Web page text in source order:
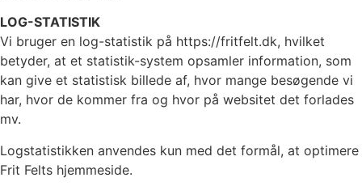
LOG-STATISTIK
Vi bruger en log-statistik på https://fritfelt.dk, hvilket
betyder, at et statistik-system opsamler information, som
kan give et statistisk billede af, hvor mange besøgende vi
har, hvor de kommer fra og hvor på websitet det forlades
mv.
Logstatistikken anvendes kun med det formål, at optimere
Frit Felts hjemmeside.